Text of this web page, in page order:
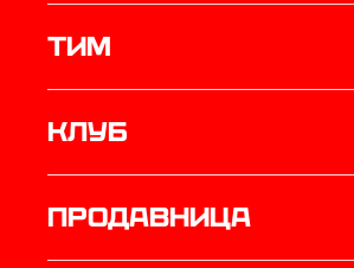
ТИМ
Клуб
продавница